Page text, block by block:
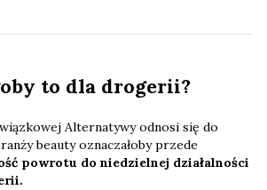
to dla drogerii?
Alternatywy odnosi się do
beauty oznaczałoby przede
powrotu do niedzielnej działalności